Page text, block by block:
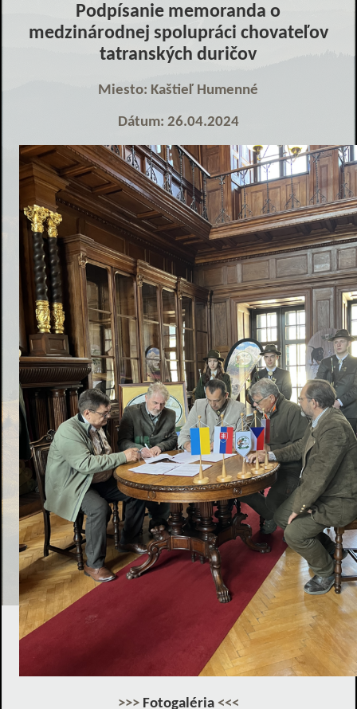
Podpísanie memoranda o
medzinárodnej spolupráci chovateľov
tatranských duričov
Miesto: Kaštieľ Humenné
Dátum: 26.04.2024
>>> Fotogaléria<<<